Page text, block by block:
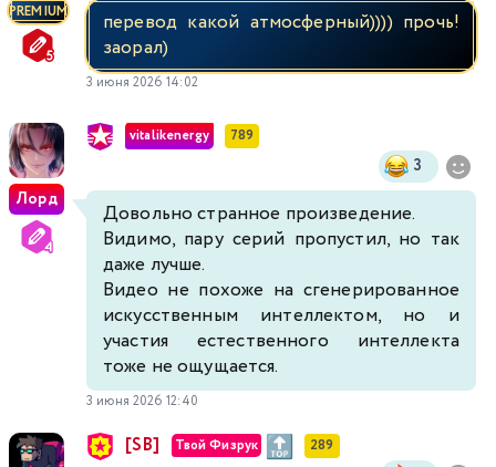
PREMIUM
перевод какой атмосферный)))) прочь!
заорал)
3 июня 2026 14:02
Лорд
vitalikenergy 789
3
Довольно странное произведение.
Видимо, пару серий пропустил, но так
даже лучше.
Видео не похоже на сгенерированное
искусственным интеллектом, но и
участия естественного интеллекта
тоже не ощущается.
3 июня 2026 12:40
[SB] Твой Физрук 289